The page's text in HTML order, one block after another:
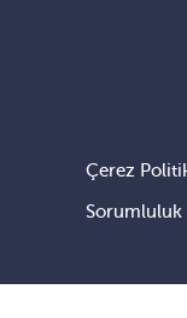
Çerez
Sorumluluk